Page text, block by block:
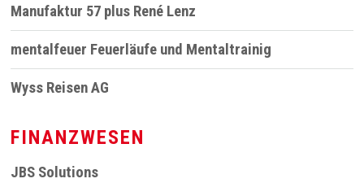
Manufaktur 57 plus René Lenz
mentalfeuer Feuerläufe und Mentaltrainig
Wyss Reisen AG
FINANZWESEN
JBS Solutions